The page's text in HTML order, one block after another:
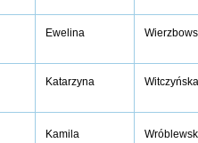
Ewelina
Katarzyna Witczyńska
Kamila